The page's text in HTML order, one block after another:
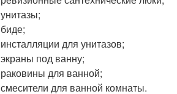
унитазы;
биде;
инсталляции для унитазов;
экраны под ванну;
раковины для ванной;
смесители для ванной комнаты.